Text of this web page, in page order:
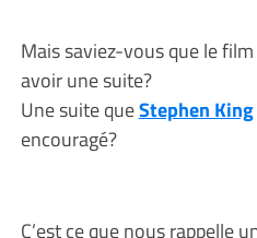
Mais saviez-vous que le
avoir une suite?
Une suite queStephen King
encouragé?
C’est ce que nous rappelle